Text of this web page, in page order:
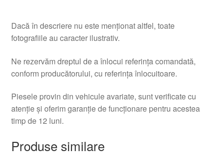
Dacă în descriere nu este menționat altfel, toate
fotografiile au caracter ilustrativ.
Ne rezervăm dreptul de a înlocui referința comandată,
conform producătorului, cu referința înlocuitoare.
Piesele provin din vehicule avariate, sunt verificate cu
atenție și oferim garanție de funcționare pentru acestea
timp de 12 luni.
Produse similare